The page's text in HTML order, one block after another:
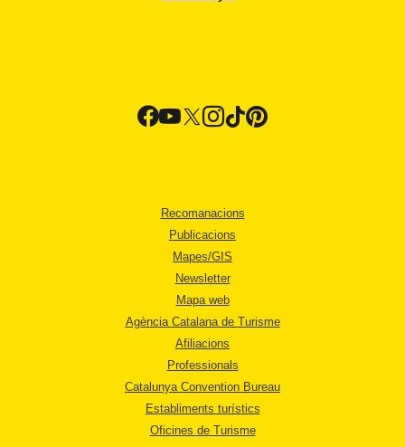
Recomanacions
Publicacions
Mapes/GIS
Newsletter
Mapa web
Agència Catalana de Turisme
Afiliacions
Professionals
Catalunya Convention Bureau
Establiments turístics
Oficines de Turisme